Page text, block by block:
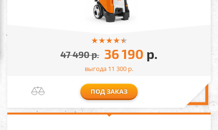
47 490р. 36 190 р.
выгода 11 300 р.
ПОД ЗАКАЗ